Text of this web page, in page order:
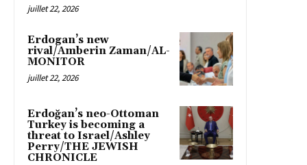
juillet 22, 2026
Erdogan’s new
rival/Amberin Zaman/AL-
MONITOR
juillet 22, 2026
Erdoğan’s neo-Ottoman
Turkey is becoming a
threat to Israel/Ashley
Perry/THE JEWISH
CHRONICLE